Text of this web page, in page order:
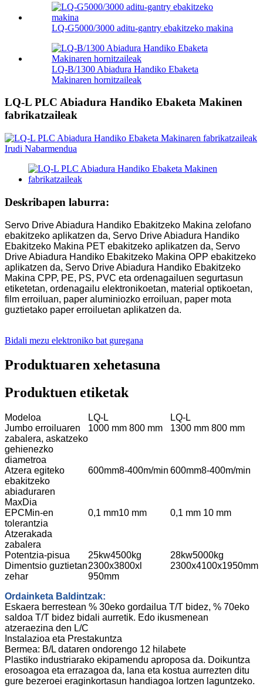
LQ-G5000/3000 aditu-gantry ebakitzeko makina
LQ-B/1300 Abiadura Handiko Ebaketa
Makinaren hornitzaileak
LQ-L PLC Abiadura Handiko Ebaketa Makinen
fabrikatzaileak
Deskribapen laburra:
Servo Drive Abiadura Handiko Ebakitzeko Makina zelofano
ebakitzeko aplikatzen da, Servo Drive Abiadura Handiko
Ebakitzeko Makina PET ebakitzeko aplikatzen da, Servo
Drive Abiadura Handiko Ebakitzeko Makina OPP ebakitzeko
aplikatzen da, Servo Drive Abiadura Handiko Ebakitzeko
Makina CPP, PE, PS, PVC eta ordenagailuen segurtasun
etiketetan, ordenagailu elektronikoetan, material optikoetan,
film erroiluan, paper aluminiozko erroiluan, paper mota
guztietako paper erroiluetan aplikatzen da.
Bidali mezu elektroniko bat guregana
Produktuaren xehetasuna
Produktuen etiketak
Modeloa LQ-L
LQ-L
Jumbo erroiluaren
zabalera, askatzeko
gehienezko
diametroa
1000 mm 800 mm 1300 mm 800 mm
Atzera egiteko
ebakitzeko
abiaduraren
MaxDia
600mm8-400m/min 600mm8-400m/min
EPCMin-en
tolerantzia
Atzerakada
zabalera
0,1 mm10 mm 0,1 mm 10 mm
Potentzia-pisua 25kw4500kg
28kw5000kg
Dimentsio guztietan
zehar
2300x3800xl
950mm
2300x4100x1950mm
Ordainketa Baldintzak:
Eskaera berrestean % 30eko gordailua T/T bidez, % 70eko
saldoa T/T bidez bidali aurretik. Edo ikusmenean
atzeraezina den L/C
Instalazioa eta Prestakuntza
Bermea: B/L dataren ondorengo 12 hilabete
Plastiko industriarako ekipamendu aproposa da. Doikuntza
erosoagoa eta errazagoa da, lana eta kostua aurrezten ditu
gure bezeroei eraginkortasun handiagoa lortzen laguntzeko.